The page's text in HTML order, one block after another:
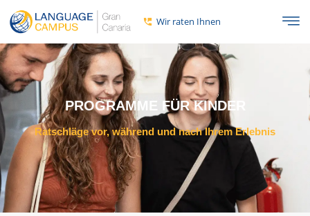
Wir raten Ihnen
PROGRAMME FÜR KINDER
Ratschläge vor, während und nach Ihrem Erlebnis